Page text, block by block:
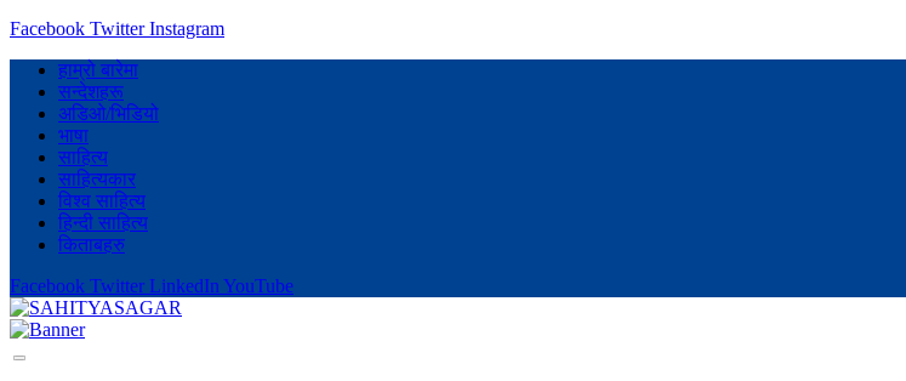
Facebook Twitter Instagram
हाम्रो बारेमा
सन्देशहरू
अडिओ/भिडियो
भाषा
साहित्य
साहित्यकार
विश्व साहित्य
हिन्दी साहित्य
किताबहरु
Facebook Twitter LinkedIn YouTube